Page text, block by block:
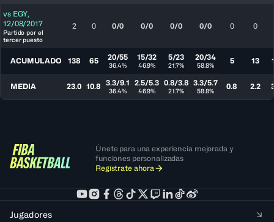
vs EGY,
12/08/2017
Partido por el
tercer puesto
2 0 0/0 0/0 0/0 0/0 0 0
ACUMULADO 138 65 20/55
36.4%
15/32
46.9%
5/23
21.7%
20/34
58.8% 5 13
MEDIA 23.0 10.8 3.3/9.1
36.4%
2.5/5.3
46.9%
0.8/3.8
21.7%
3.3/5.7
58.8% 0.8 2.2
Únete para una experiencia mejorada y
funciones personalizadas
Regístrate ahora
Jugadores